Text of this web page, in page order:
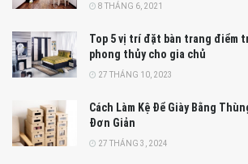
8 THÁNG 6, 2021
Top 5 vị trí đặt bàn trang điểm
phong thủy cho gia chủ
27 THÁNG 10, 2023
Cách Làm Kệ Để Giày Bằng
Đơn Giản
27 THÁNG 3, 2024